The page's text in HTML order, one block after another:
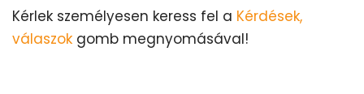
Kérlek személyesen keress fel a Kérdések,
válaszok gomb megnyomásával!